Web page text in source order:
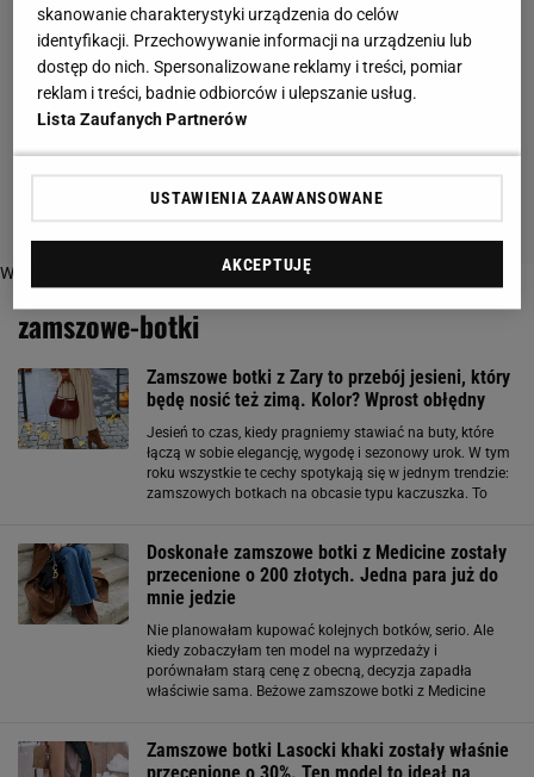
zamszowe-botki
Zamszowe botki z Zary to przebój jesieni, który
będę nosić też zimą. Kolor? Wprost obłędny
Jesień to czas, kiedy pragniemy stawiać na buty, które
łączą w sobie elegancję, wygodę i sezonowy urok. W tym
roku wszystkie te cechy spotykają się w jednym trendzie:
zamszowych botkach na obcasie typu kaczuszka. To
Doskonałe zamszowe botki z Medicine zostały
przecenione o 200 złotych. Jedna para już do
mnie jedzie
Nie planowałam kupować kolejnych botków, serio. Ale
kiedy zobaczyłam ten model na wyprzedaży i
porównałam starą cenę z obecną, decyzja zapadła
właściwie sama. Beżowe zamszowe botki z Medicine
Zamszowe botki Lasocki khaki zostały właśnie
skanowanie charakterystyki urządzenia do celów
identyfikacji. Przechowywanie informacji na urządzeniu lub
dostęp do nich. Spersonalizowane reklamy i treści, pomiar
reklam i treści, badnie odbiorców i ulepszanie usług.
Lista Zaufanych Partnerów
USTAWIENIA ZAAWANSOWANE
AKCEPTUJĘ